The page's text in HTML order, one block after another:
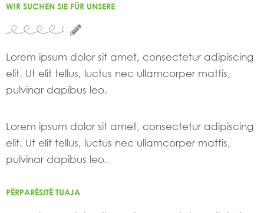
WIR SUCHEN SIE FÜR UNSERE
Lorem ipsum dolor sit amet, consectetur adipiscing
elit. Ut elit tellus, luctus nec ullamcorper mattis,
pulvinar dapibus leo.
Lorem ipsum dolor sit amet, consectetur adipiscing
elit. Ut elit tellus, luctus nec ullamcorper mattis,
pulvinar dapibus leo.
PËRPARËSITË TUAJA